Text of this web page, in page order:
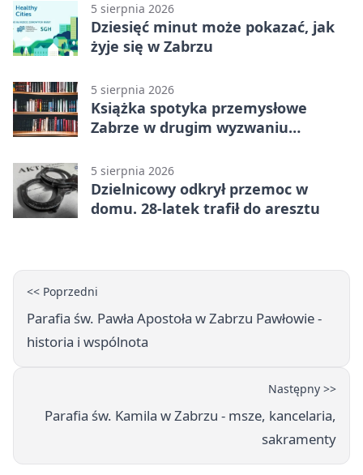
5 sierpnia 2026
Dziesięć minut może pokazać, jak
żyje się w Zabrzu
5 sierpnia 2026
Książka spotyka przemysłowe
Zabrze w drugim wyzwaniu
5 sierpnia 2026
Dzielnicowy odkrył przemoc w
domu. 28-latek trafił do aresztu
<< Poprzedni
Parafia św. Pawła Apostoła w Zabrzu Pawłowie -
historia i wspólnota
Następny >>
Parafia św. Kamila w Zabrzu - msze, kancelaria,
sakramenty